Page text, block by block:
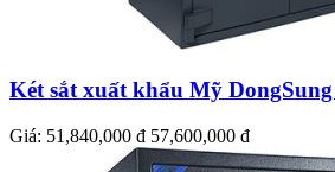
Két sắt xuất khẩu Mỹ
Giá: 51,840,000 đ 57,600,000 đ